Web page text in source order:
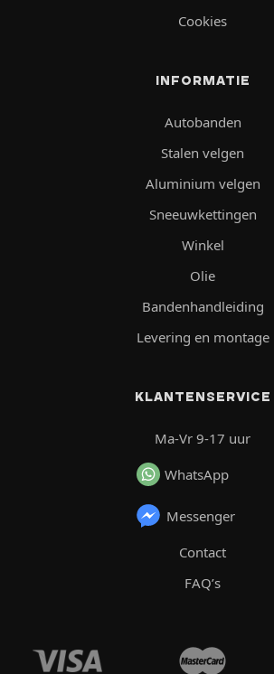
Cookies
INFORMATIE
Autobanden
Stalen velgen
Aluminium velgen
Sneeuwkettingen
Winkel
Olie
Bandenhandleiding
Levering en montage
KLANTENSERVICE
Ma-Vr 9-17 uur
WhatsApp
Messenger
Contact
FAQ’s